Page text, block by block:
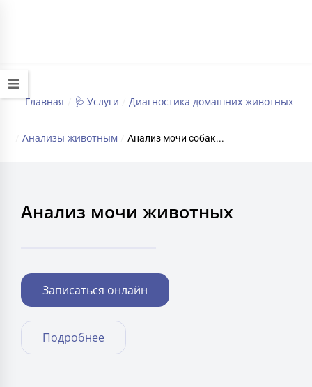
Главная 🩺 Услуги Диагностика домашних животных
Анализы животным Анализ мочи собак...
Анализ мочи животных
Записаться онлайн
Подробнее